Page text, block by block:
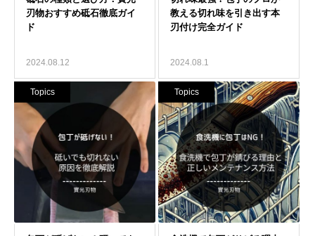
2024.08.12 2024.08.1
Topics Topics